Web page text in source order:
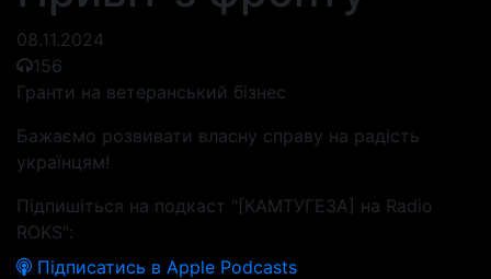
08.11.2024
156
Гранти на ветеранський бізнес
Бажаємо розвивати власну справу на радість
українцям!
Підпишіться на подкаст "[КАМТУГЕЗА] на Radio
ROKS":
Підписатись в Apple Podcasts